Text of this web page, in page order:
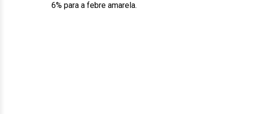
6% para a febre amarela.